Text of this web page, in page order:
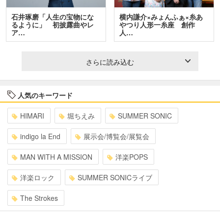
石井琢磨「人生の宝物にな
るように」 初披露曲やレ
ア…
横内謙介×みょんふぁ×糸あ
やつり人形一糸座 創作
人…
さらに読み込む
人気のキーワード
HIMARI 堀ちえみ SUMMER SONIC
indigo la End 展示会/博覧会/展覧会
MAN WITH A MISSION 洋楽POPS
洋楽ロック SUMMER SONICライブ
The Strokes